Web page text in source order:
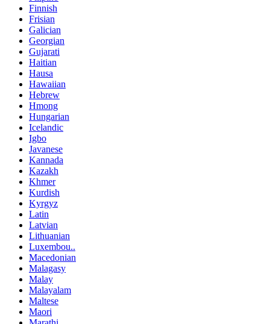
Finnish
Frisian
Galician
Georgian
Gujarati
Haitian
Hausa
Hawaiian
Hebrew
Hmong
Hungarian
Icelandic
Igbo
Javanese
Kannada
Kazakh
Khmer
Kurdish
Kyrgyz
Latin
Latvian
Lithuanian
Luxembou..
Macedonian
Malagasy
Malay
Malayalam
Maltese
Maori